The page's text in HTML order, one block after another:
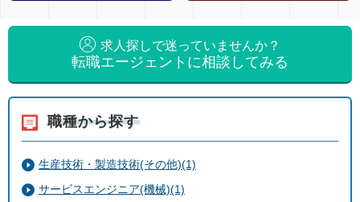
求人探しで迷っていませんか？
転職エージェントに相談してみる
職種から探す
生産技術・製造技術(その他)(1)
サービスエンジニア(機械)(1)